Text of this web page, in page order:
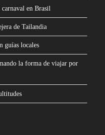
en Brasil
de Tailandia
guías locales
la forma de viajar por